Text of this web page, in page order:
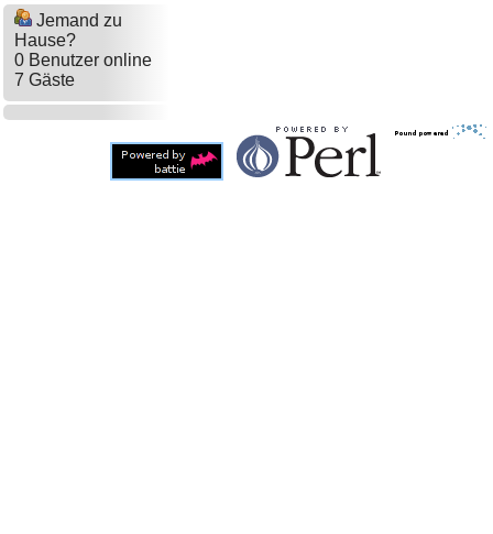
Jemand zu
Hause?
0 Benutzer online
7 Gäste